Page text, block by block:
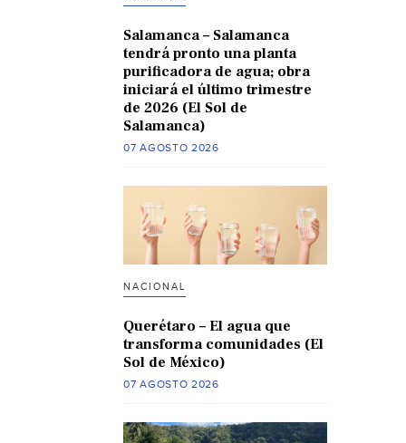
Salamanca – Salamanca
tendrá pronto una planta
purificadora de agua; obra
iniciará el último trimestre
de 2026 (El Sol de
Salamanca)
07 AGOSTO 2026
NACIONAL
Querétaro – El agua que
transforma comunidades (El
Sol de México)
07 AGOSTO 2026